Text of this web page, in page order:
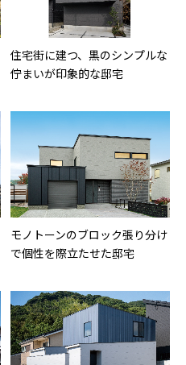
住宅街に建つ、黒のシンプルな
佇まいが印象的な邸宅
モノトーンのブロック張り分け
で個性を際立たせた邸宅